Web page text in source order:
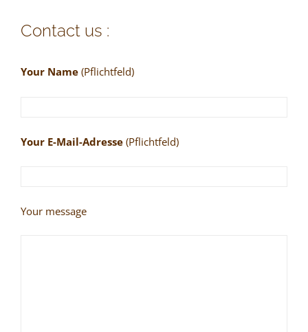
Contact us :
Your Name (Pflichtfeld)
Your E-Mail-Adresse (Pflichtfeld)
Your message